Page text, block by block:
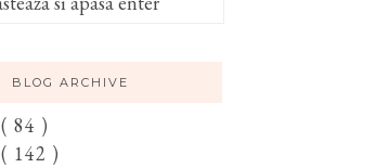
BLOG ARCHIVE
( 84 )
( 142 )